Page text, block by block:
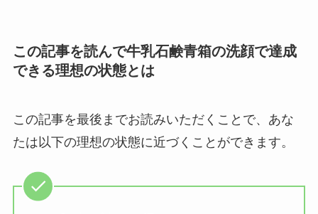
この記事を読んで牛乳石鹸青箱の洗顔で達成
できる理想の状態とは
この記事を最後までお読みいただくことで、あな
たは以下の理想の状態に近づくことができます。